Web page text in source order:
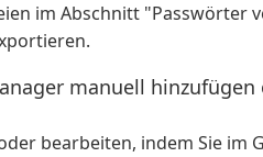
im Abschnitt "Passwörter
manuell hinzufügen
bearbeiten, indem Sie im